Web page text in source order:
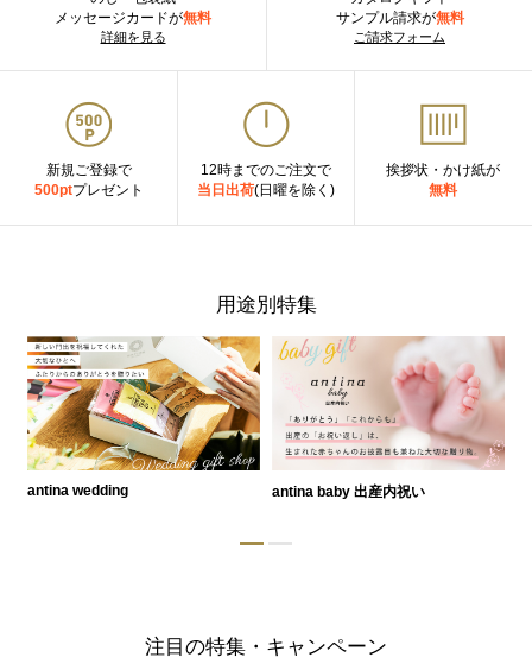
メッセージカードが無料
詳細を見る
サンプル請求が無料
ご請求フォーム
新規ご登録で
500ptプレゼント
12時までのご注文で
当日出荷(日曜を除く)
挨拶状・かけ紙が
無料
用途別特集
antina wedding antina baby 出産内祝い
注目の特集・キャンペーン